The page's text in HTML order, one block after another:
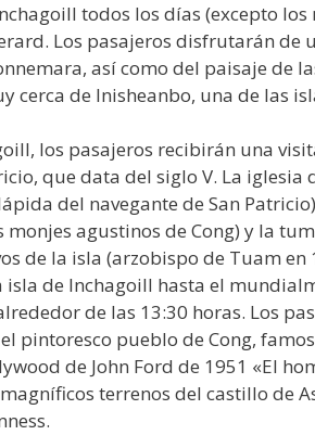
todos los días (excepto los
Los pasajeros disfrutarán de
así como del paisaje de
cerca de Inisheanbo, una de las
los pasajeros recibirán una
que data del siglo V. La iglesia
del navegante de San
monjes agustinos de Cong) y la
de la isla (arzobispo de Tuam en
de Inchagoill hasta el
de las 13:30 horas. Los
pintoresco pueblo de Cong,
de John Ford de 1951 «El
terrenos del castillo de